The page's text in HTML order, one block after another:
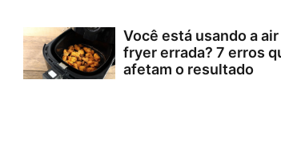
Você está usando a air
fryer errada? 7 erros
afetam o resultado